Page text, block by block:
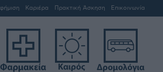
Καριέρα Πρακτική Άσκηση Επικοινωνία